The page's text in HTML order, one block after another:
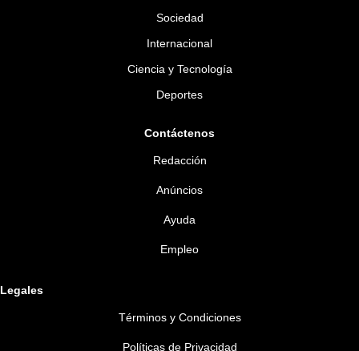
Sociedad
Internacional
Ciencia y Tecnología
Deportes
Contáctenos
Redacción
Anúncios
Ayuda
Empleo
Legales
Términos y Condiciones
Políticas de Privacidad